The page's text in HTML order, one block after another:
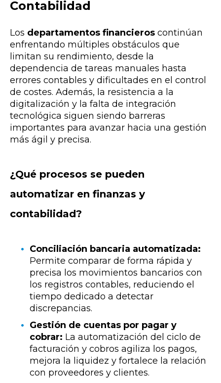
Contabilidad
Los departamentos financieros continúan
enfrentando múltiples obstáculos que
limitan su rendimiento, desde la
dependencia de tareas manuales hasta
errores contables y dificultades en el control
de costes. Además, la resistencia a la
digitalización y la falta de integración
tecnológica siguen siendo barreras
importantes para avanzar hacia una gestión
más ágil y precisa.
¿Qué procesos se pueden
automatizar en finanzas y
contabilidad?
Conciliación bancaria automatizada:
Permite comparar de forma rápida y
precisa los movimientos bancarios con
los registros contables, reduciendo el
tiempo dedicado a detectar
discrepancias.
Gestión de cuentas por pagar y
cobrar: La automatización del ciclo de
facturación y cobros agiliza los pagos,
mejora la liquidez y fortalece la relación
con proveedores y clientes.